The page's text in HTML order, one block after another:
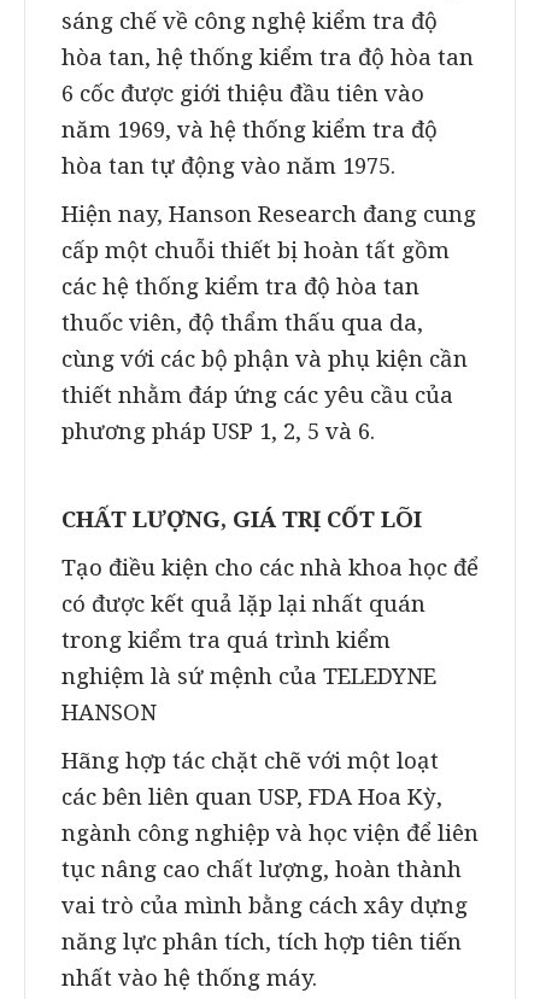
sáng chế về công nghệ kiểm tra độ
hòa tan, hệ thống kiểm tra độ hòa tan
6 cốc được giới thiệu đầu tiên vào
năm 1969, và hệ thống kiểm tra độ
hòa tan tự động vào năm 1975.
Hiện nay, Hanson Research đang cung
cấp một chuỗi thiết bị hoàn tất gồm
các hệ thống kiểm tra độ hòa tan
thuốc viên, độ thẩm thấu qua da,
cùng với các bộ phận và phụ kiện cần
thiết nhằm đáp ứng các yêu cầu của
phương pháp USP 1, 2, 5 và 6.
CHẤT LƯỢNG, GIÁ TRỊ CỐT LÕI
Tạo điều kiện cho các nhà khoa học để
có được kết quả lặp lại nhất quán
trong kiểm tra quá trình kiểm
nghiệm là sứ mệnh của TELEDYNE
HANSON
Hãng hợp tác chặt chẽ với một loạt
các bên liên quan USP, FDA Hoa Kỳ,
ngành công nghiệp và học viện để liên
tục nâng cao chất lượng, hoàn thành
vai trò của mình bằng cách xây dựng
năng lực phân tích, tích hợp tiên tiến
nhất vào hệ thống máy.